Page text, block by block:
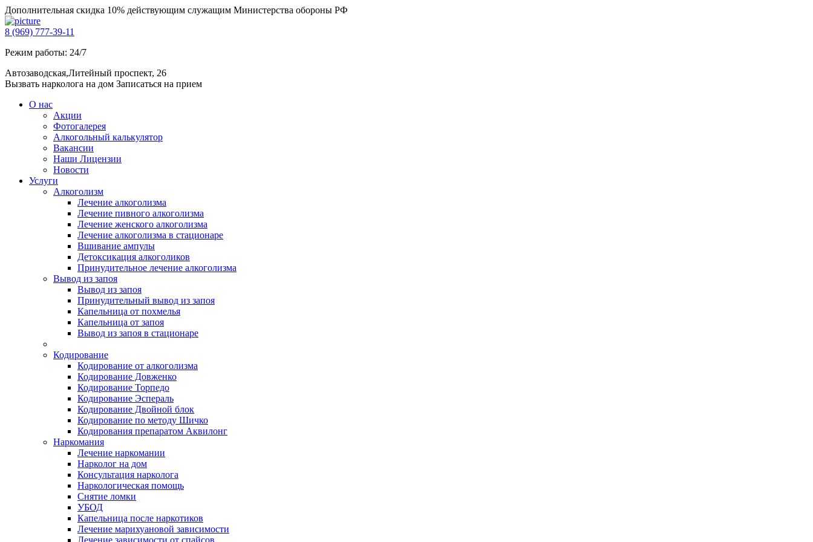
Дополнительная скидка 10% действующим служащим Министерства обороны РФ
8 (969) 777-39-11
Режим работы: 24/7
Автозаводская,Литейный проспект, 26
Вызвать нарколога на дом Записаться на прием
О нас
Акции
Фотогалерея
Алкогольный калькулятор
Вакансии
Наши Лицензии
Новости
Услуги
Алкоголизм
Лечение алкоголизма
Лечение пивного алкоголизма
Лечение женского алкоголизма
Лечение алкоголизма в стационаре
Вшивание ампулы
Детоксикация алкоголиков
Принудительное лечение алкоголизма
Вывод из запоя
Вывод из запоя
Принудительный вывод из запоя
Капельница от похмелья
Капельница от запоя
Вывод из запоя в стационаре
Кодирование
Кодирование от алкоголизма
Кодирование Довженко
Кодирование Торпедо
Кодирование Эспераль
Кодирование Двойной блок
Кодирование по методу Шичко
Кодирования препаратом Аквилонг
Наркомания
Лечение наркомании
Нарколог на дом
Консультация нарколога
Наркологическая помощь
Снятие ломки
УБОД
Капельница после наркотиков
Лечение марихуановой зависимости
Лечение зависимости от спайсов